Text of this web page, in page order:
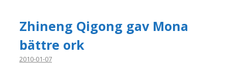
Zhineng Qigong gav Mona
bättre ork
2010-01-07